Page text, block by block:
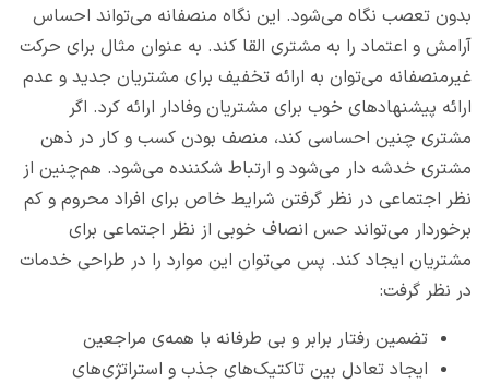
بدون تعصب نگاه می‌شود. این نگاه منصفانه می‌تواند احساس
آرامش و اعتماد را به مشتری القا کند. به عنوان مثال برای حرکت
غیرمنصفانه می‌توان به ارائه تخفیف برای مشتریان جدید و عدم
ارائه پیشنهادهای خوب برای مشتریان وفادار ارائه کرد. اگر
مشتری چنین احساسی کند، منصف بودن کسب و کار در ذهن
مشتری خدشه دار می‌شود و ارتباط شکننده می‌شود. هم‌چنین از
نظر اجتماعی در نظر گرفتن شرایط خاص برای افراد محروم و کم
برخوردار می‌تواند حس انصاف خوبی از نظر اجتماعی برای
مشتریان ایجاد کند. پس می‌توان این موارد را در طراحی خدمات
در نظر گرفت:
تضمین رفتار برابر و بی طرفانه با همه‌ی مراجعین
ایجاد تعادل بین تاکتیک‌های جذب و استراتژی‌های